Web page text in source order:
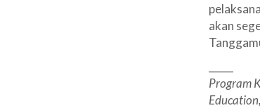
akan
Program